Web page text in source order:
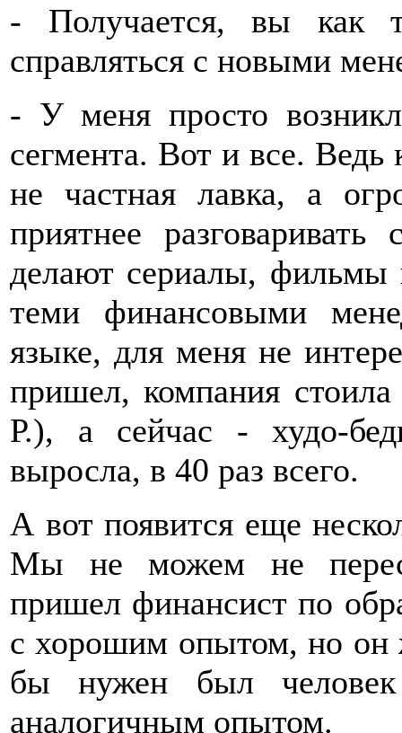
- Получается, вы как
справляться с новыми
- У меня просто
сегмента. Вот и все. Ведь
не частная лавка, а
приятнее
делают сериалы, фильмы
теми финансовыми
языке, для меня не
пришел, компания
Р.), а сейчас - худо-
выросла, в 40 раз всего.
А вот появится еще
Мы не можем не
пришел финансист по
с хорошим опытом, но он
бы нужен был
аналогичным опытом.